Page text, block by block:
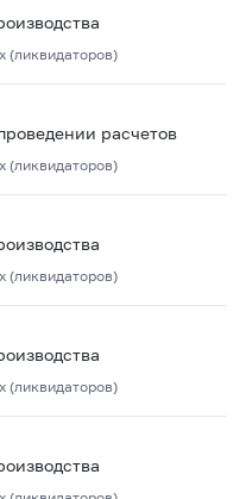
(ликвидаторов)
расчетов
(ликвидаторов)
(ликвидаторов)
(ликвидаторов)